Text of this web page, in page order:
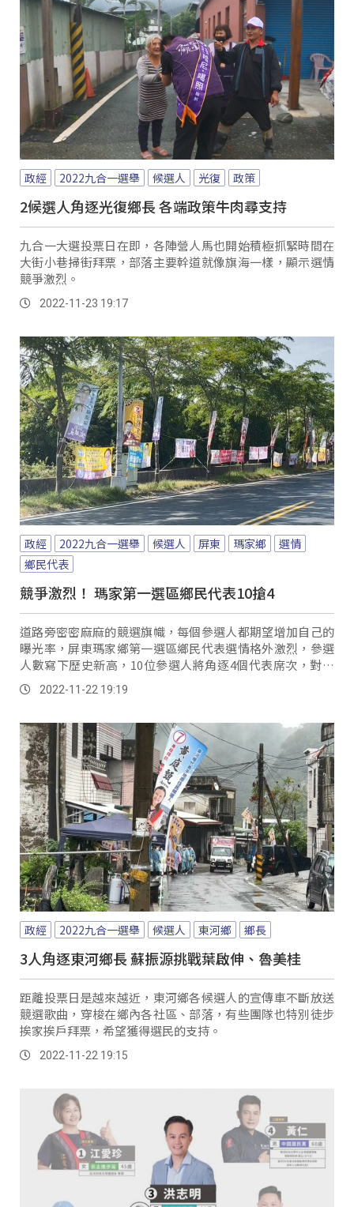
政經 2022九合一選舉 候選人 光復 政策
2候選人角逐光復鄉長 各端政策牛肉尋支持
九合一大選投票日在即，各陣營人馬也開始積極抓緊時間在
大街小巷掃街拜票，部落主要幹道就像旗海一樣，顯示選情
競爭激烈。
2022-11-23 19:17
政經 2022九合一選舉 候選人 屏東 瑪家鄉
選情
鄉民代表
競爭激烈！ 瑪家第一選區鄉民代表10搶4
道路旁密密麻麻的競選旗幟，每個參選人都期望增加自己的
曝光率，屏東瑪家鄉第一選區鄉民代表選情格外激烈，參選
人數寫下歷史新高，10位參選人將角逐4個代表席次，對於
選舉結果族人都相當期待。
2022-11-22 19:19
政經 2022九合一選舉 候選人 東河鄉 鄉長
3人角逐東河鄉長 蘇振源挑戰葉啟伸、魯美桂
距離投票日是越來越近，東河鄉各候選人的宣傳車不斷放送
競選歌曲，穿梭在鄉內各社區、部落，有些團隊也特別徒步
挨家挨戶拜票，希望獲得選民的支持。
2022-11-22 19:15